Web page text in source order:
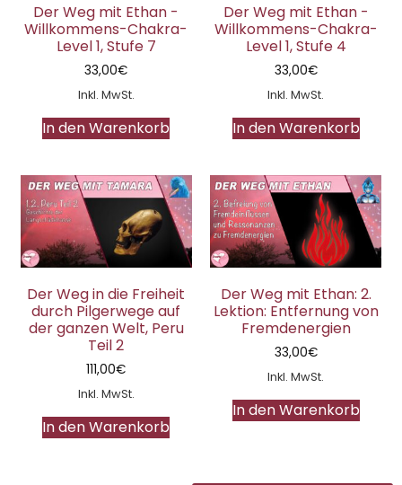
Der Weg mit Ethan -
Willkommens-Chakra-
Level 1, Stufe 7
33,00€
Inkl. MwSt.
In den Warenkorb
Der Weg mit Ethan -
Willkommens-Chakra-
Level 1, Stufe 4
33,00€
Inkl. MwSt.
In den Warenkorb
Der Weg in die Freiheit
durch Pilgerwege auf
der ganzen Welt, Peru
Teil 2
111,00€
Inkl. MwSt.
In den Warenkorb
Der Weg mit Ethan: 2.
Lektion: Entfernung von
Fremdenergien
33,00€
Inkl. MwSt.
In den Warenkorb